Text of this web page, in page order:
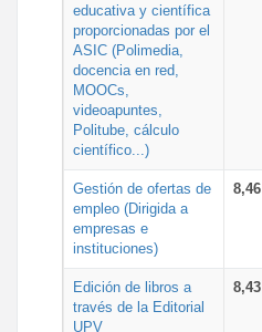
educativa y científica
proporcionadas por el
ASIC (Polimedia,
docencia en red,
MOOCs,
videoapuntes,
Politube, cálculo
científico...)
Gestión de ofertas de
empleo (Dirigida a
empresas e
instituciones)
8,46
Edición de libros a
través de la Editorial
UPV
8,43